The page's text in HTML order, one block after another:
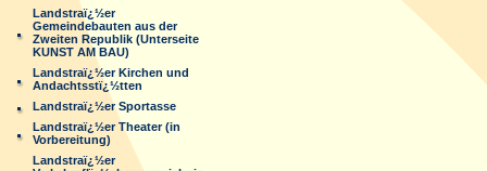
Landstraï¿½er
Gemeindebauten aus der
Zweiten Republik (Unterseite
KUNST AM BAU)
Landstraï¿½er Kirchen und
Andachtsstï¿½tten
Landstraï¿½er Sportasse
Landstraï¿½er Theater (in
Vorbereitung)
Landstraï¿½er